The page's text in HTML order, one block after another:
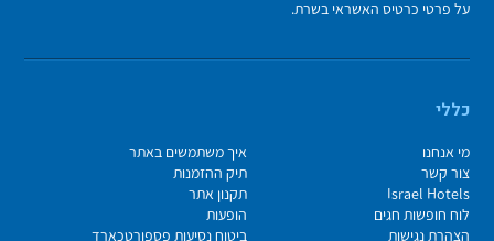
על פרטי כרטיס האשראי בשרת.
כללי
מי אנחנו
איך משתמשים באתר
צור קשר
תיק ההזמנות
Israel Hotels
תקנון אתר
לוח חופשות חגים
הופעות
הצהרת נגישות
ביטוח נסיעות פספורטכארד